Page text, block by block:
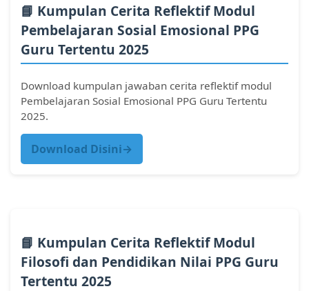
📘 Kumpulan Cerita Reflektif Modul
Pembelajaran Sosial Emosional PPG
Guru Tertentu 2025
Download kumpulan jawaban cerita reflektif modul
Pembelajaran Sosial Emosional PPG Guru Tertentu
2025.
Download Disini→
📘 Kumpulan Cerita Reflektif Modul
Filosofi dan Pendidikan Nilai PPG Guru
Tertentu 2025